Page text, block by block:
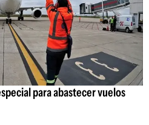
para abastecer vuelos